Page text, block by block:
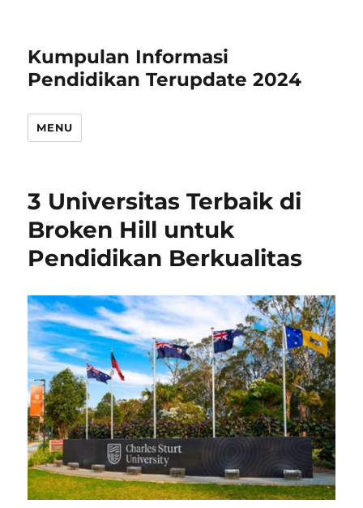
Kumpulan Informasi
Pendidikan Terupdate 2024
MENU
3 Universitas Terbaik di
Broken Hill untuk
Pendidikan Berkualitas